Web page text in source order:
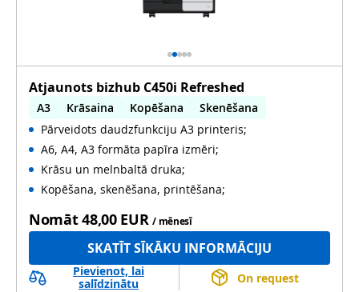
Atjaunots bizhub C450i Refreshed
A3 Krāsaina Kopēšana
Skenēšana
Automātiska abpusēja druka
Automātiska abpusēja skenēšana
Pārveidots daudzfunkciju A3 printeris;
A6, A4, A3 formāta papīra izmēri;
Krāsu un melnbaltā druka;
Kopēšana, skenēšana, printēšana;
Nomāt48,00 EUR / mēnesī
SKATĪT SĪKĀKU INFORMĀCIJU
Pievienot, lai
salīdzinātu
On request